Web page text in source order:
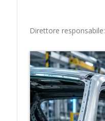
Direttore responsabile: